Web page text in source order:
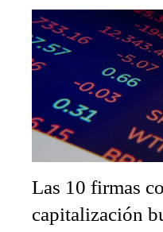
Las 10 firmas
capitalización